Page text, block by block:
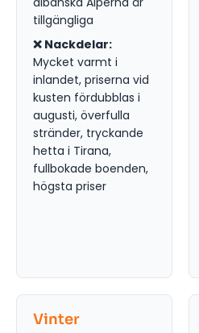
tillgängliga
❌ Nackdelar:
Mycket varmt i
inlandet, priserna vid
kusten fördubblas i
augusti, överfulla
stränder, tryckande
hetta i Tirana,
fullbokade boenden,
högsta priser
Vinter